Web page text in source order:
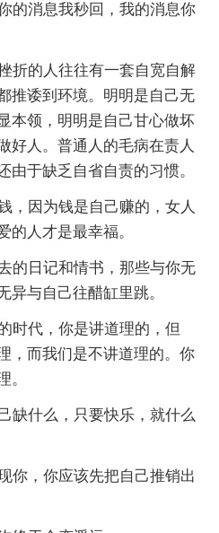
的消息我秒回，我的消息你
折的人往往有一套自宽自解
推诿到环境。明明是自己无
本领，明明是自己甘心做坏
好人。普通人的毛病在责人
由于缺乏自省自责的习惯。
，因为钱是自己赚的，女人
的人才是最幸福。
的日记和情书，那些与你无
异与自己往醋缸里跳。
时代，你是讲道理的，但
，而我们是不讲道理的。你
。
缺什么，只要快乐，就什么
你，你应该先把自己推销出